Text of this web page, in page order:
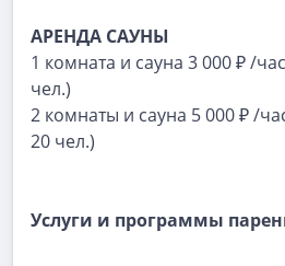
АРЕНДА САУНЫ
1 комната и сауна 3 000 ₽ /
чел.)
2 комнаты и сауна 5 000 ₽ /
20 чел.)
Услуги и программы